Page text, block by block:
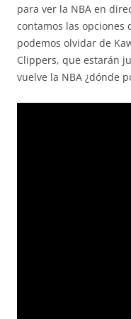
para ver la NBA en
contamos las opciones
podemos olvidar de
Clippers, que estarán
vuelve la NBA ¿dónde